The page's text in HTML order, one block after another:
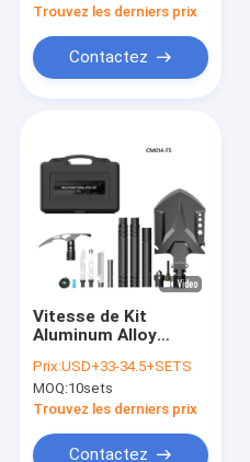
Produits
Au sujet de nous
Visite d'usine
Nouvelles
Cas
Trouvez les derniers prix
Contactez
Vitesse de Kit
Aluminum Alloy
de camping de
combinaison
Prix:USD+33-34.5+SETS
MOQ:10sets
Trouvez les derniers prix
Contactez